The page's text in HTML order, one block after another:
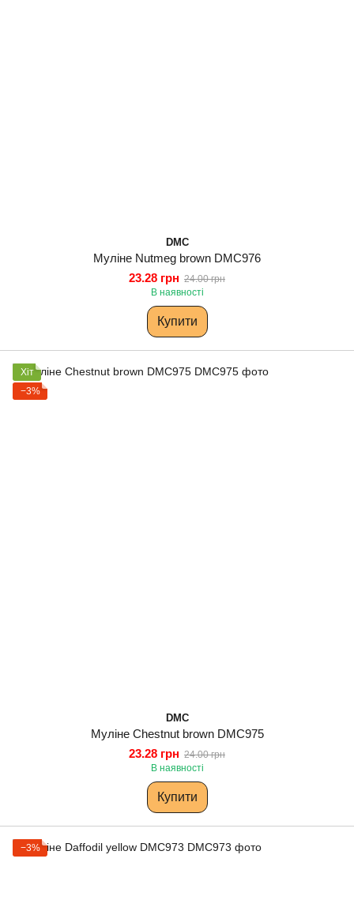
DMC
Муліне Nutmeg brown DMC976
23.28 грн 24.00 грн
В наявності
Купити
Хіт
−3%
DMC
Муліне Chestnut brown DMC975
23.28 грн 24.00 грн
В наявності
Купити
−3%